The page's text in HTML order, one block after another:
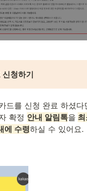
신청하기
확정 안내 알림톡을
에 수령하실 수 있어요.